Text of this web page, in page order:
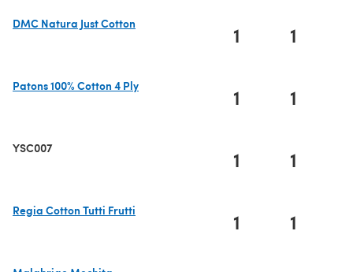
DMC Natura Just Cotton
1 1
Patons 100% Cotton 4 Ply
1 1
YSC007 1 1
Regia Cotton Tutti Frutti
1 1